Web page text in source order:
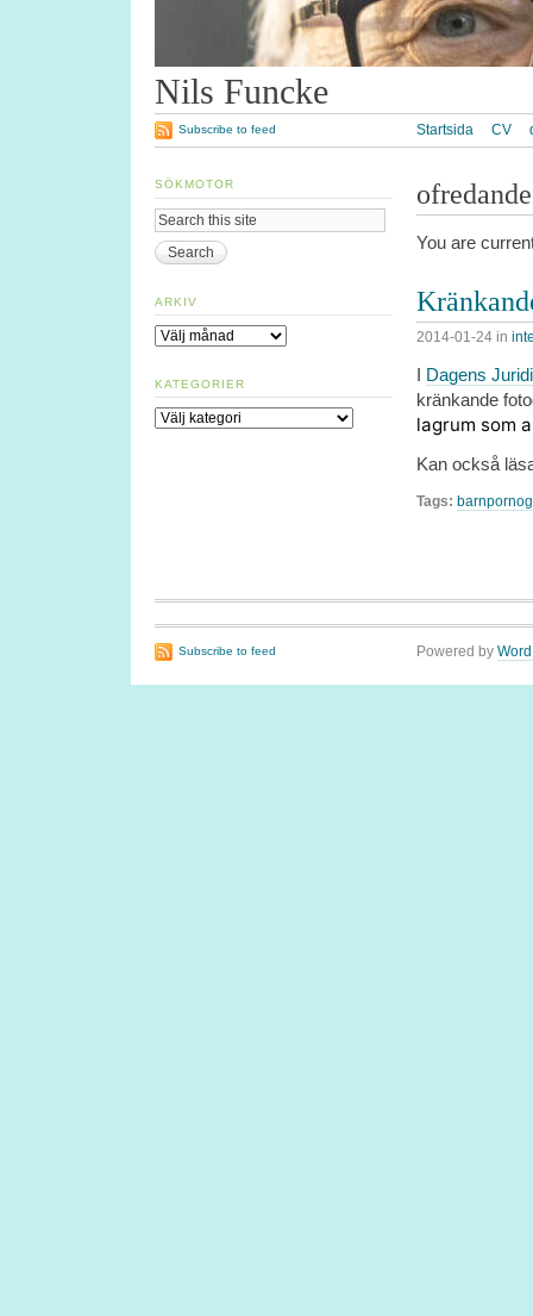
Nils Funcke
Startsida CV
Subscribe to feed
ofredande
You are
2014-01-24 in
I Dagens
kränkande
lagrum som
Kan också
Tags:
SÖKMOTOR
ARKIV
Arkiv
KATEGORIER
Kategorier
Subscribe to feed Powered by